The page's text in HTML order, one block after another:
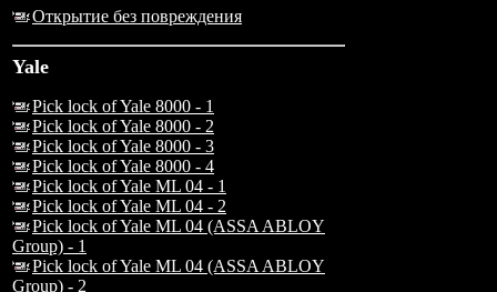
Открытие без повреждения
Yale
Pick lock of Yale 8000 - 1
Pick lock of Yale 8000 - 2
Pick lock of Yale 8000 - 3
Pick lock of Yale 8000 - 4
Pick lock of Yale ML 04 - 1
Pick lock of Yale ML 04 - 2
Pick lock of Yale ML 04 (ASSA ABLOY
Group) - 1
Pick lock of Yale ML 04 (ASSA ABLOY
Group) - 2